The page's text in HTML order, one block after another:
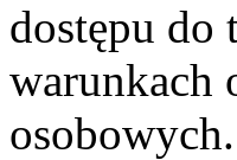
dostępu do
warunkach